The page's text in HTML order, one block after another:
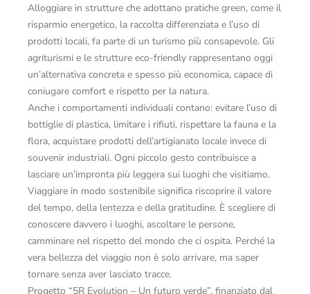
Alloggiare in strutture che adottano pratiche green, come il
risparmio energetico, la raccolta differenziata e l’uso di
prodotti locali, fa parte di un turismo più consapevole. Gli
agriturismi e le strutture eco-friendly rappresentano oggi
un’alternativa concreta e spesso più economica, capace di
coniugare comfort e rispetto per la natura.
Anche i comportamenti individuali contano: evitare l’uso di
bottiglie di plastica, limitare i rifiuti, rispettare la fauna e la
flora, acquistare prodotti dell’artigianato locale invece di
souvenir industriali. Ogni piccolo gesto contribuisce a
lasciare un’impronta più leggera sui luoghi che visitiamo.
Viaggiare in modo sostenibile significa riscoprire il valore
del tempo, della lentezza e della gratitudine. È scegliere di
conoscere davvero i luoghi, ascoltare le persone,
camminare nel rispetto del mondo che ci ospita. Perché la
vera bellezza del viaggio non è solo arrivare, ma saper
tornare senza aver lasciato tracce.
Progetto “5R Evolution – Un futuro verde”, finanziato dal